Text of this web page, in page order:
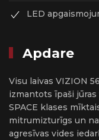
LED
Apdare
Visu laivas VIZION
izmantots īpaši
SPACE klases
mitrumizturīgs un
agresīvas vides